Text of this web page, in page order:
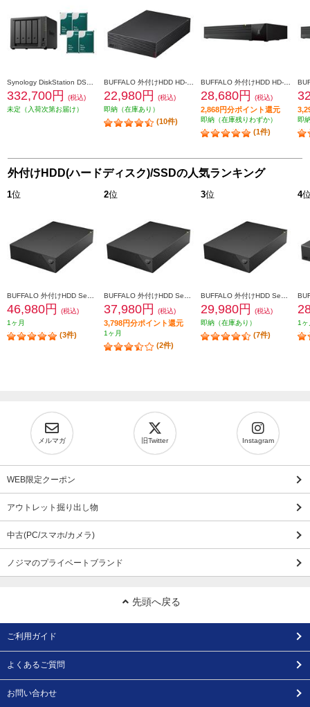
332,700円
(税込)
未定（入荷次第お届け）
22,980円
(税込)
即納（在庫あり）
(10件)
28,680円 (税込)
2,868円分ポイント還元
即納（在庫残りわずか）
(1件)
即
外付けHDD(ハードディスク)/SSDの人気ランキング
1位
46,980円
(税込)
1ヶ月
(3件)
2位
37,980円 (税込)
3,798円分ポイント還元
1ヶ月
(2件)
3位
29,980円
(税込)
即納（在庫あり）
(7件)
4
1ヶ
メルマガ 旧Twitter Instagram
WEB限定クーポン
アウトレット掘り出し物
中古(PC/スマホ/カメラ)
ノジマのプライベートブランド
先頭へ戻る
ご利用ガイド
よくあるご質問
お問い合わせ